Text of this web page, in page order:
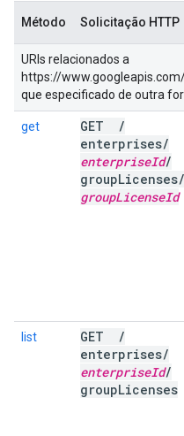
Método Solicitação HTTP
URIs relacionados a
https://
que especificado de outra
get GET
/
enterprises/
enterpriseId/
groupLicenses/
groupLicenseId
list GET
/
enterprises/
enterpriseId/
groupLicenses